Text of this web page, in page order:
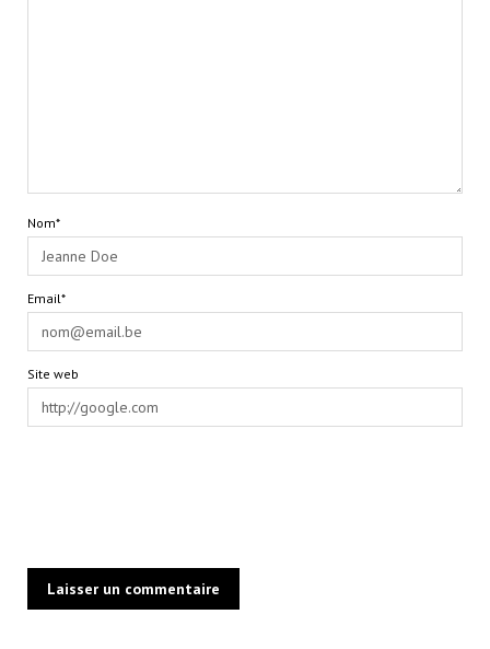
Nom*
Email*
Site web